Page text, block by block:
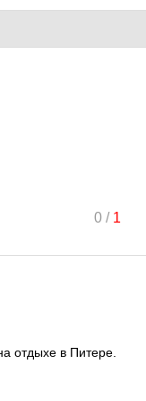
0/ 1
отдыхе в Питере.